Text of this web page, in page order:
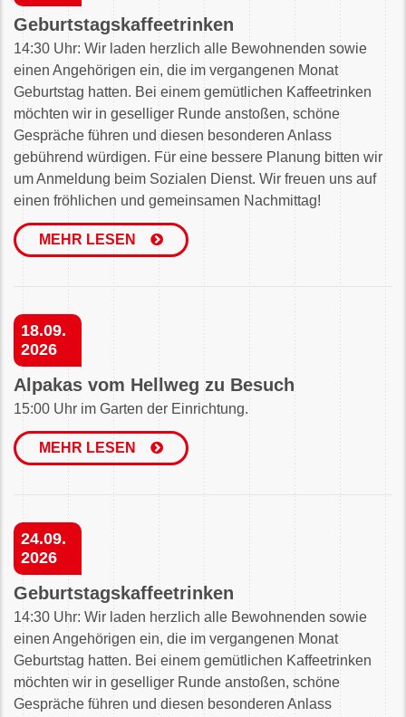
Geburtstagskaffeetrinken
14:30 Uhr: Wir laden herzlich alle Bewohnenden sowie
einen Angehörigen ein, die im vergangenen Monat
Geburtstag hatten. Bei einem gemütlichen Kaffeetrinken
möchten wir in geselliger Runde anstoßen, schöne
Gespräche führen und diesen besonderen Anlass
gebührend würdigen. Für eine bessere Planung bitten wir
um Anmeldung beim Sozialen Dienst. Wir freuen uns auf
einen fröhlichen und gemeinsamen Nachmittag!
MEHR LESEN
18.09.
2026
Alpakas vom Hellweg zu Besuch
15:00 Uhr im Garten der Einrichtung.
MEHR LESEN
24.09.
2026
Geburtstagskaffeetrinken
14:30 Uhr: Wir laden herzlich alle Bewohnenden sowie
einen Angehörigen ein, die im vergangenen Monat
Geburtstag hatten. Bei einem gemütlichen Kaffeetrinken
möchten wir in geselliger Runde anstoßen, schöne
Gespräche führen und diesen besonderen Anlass